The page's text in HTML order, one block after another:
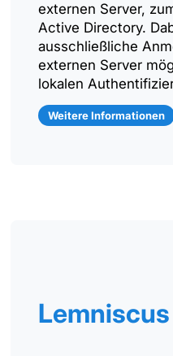
externen Server,
Active Directory.
ausschließliche
externen Server
lokalen
Weitere Informationen
Lemniscus